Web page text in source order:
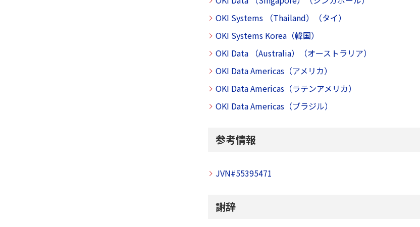
OKI Systems （Thailand）（タイ）
OKI Systems Korea（韓国）
OKI Data （Australia）（オーストラリア）
OKI Data Americas（アメリカ）
OKI Data Americas（ラテンアメリカ）
OKI Data Americas（ブラジル）
参考情報
JVN#55395471
謝辞